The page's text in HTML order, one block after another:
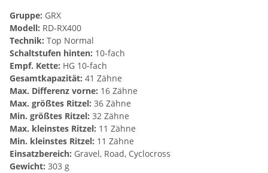
Gruppe: GRX
Modell: RD-RX400
Technik: Top Normal
Schaltstufen hinten: 10-fach
Empf. Kette: HG 10-fach
Gesamtkapazität: 41 Zähne
Max. Differenz vorne: 16 Zähne
Max. größtes Ritzel: 36 Zähne
Min. größtes Ritzel: 32 Zähne
Max. kleinstes Ritzel: 11 Zähne
Min. kleinstes Ritzel: 11 Zähne
Einsatzbereich: Gravel, Road, Cyclocross
Gewicht: 303 g